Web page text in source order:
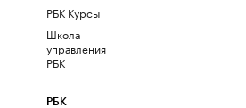
РБК Курсы
Школа
управления
РБК
РБК